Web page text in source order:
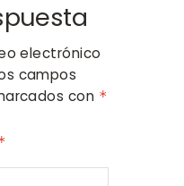
electrónico
campos
con *